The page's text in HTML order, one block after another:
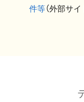
件等（外部サ